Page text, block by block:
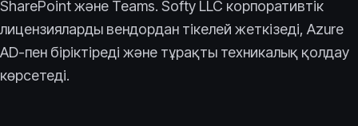
SharePoint және Teams. Softy LLC корпоративтік
лицензияларды вендордан тікелей жеткізеді, Azure
AD-пен біріктіреді және тұрақты техникалық қолдау
көрсетеді.